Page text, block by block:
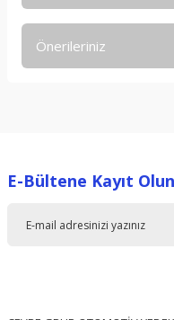
Önerileriniz
Ürün resmi kalitesiz,
E-Bültene Kayıt Olun